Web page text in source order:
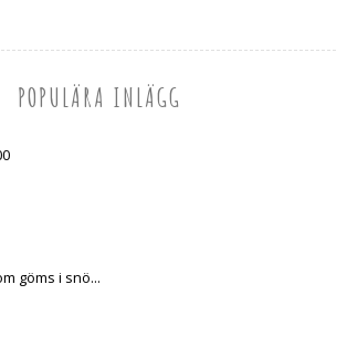
POPULÄRA INLÄGG
göms i snö...